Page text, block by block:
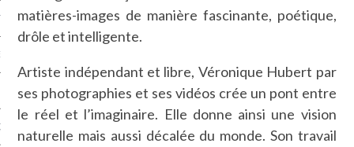
EN VOD
matières-images de manière fascinante, poétique,
drôle et intelligente.
Artiste indépendant et libre, Véronique Hubert par
ses photographies et ses vidéos crée un pont entre
le réel et l’imaginaire. Elle donne ainsi une vision
naturelle mais aussi décalée du monde. Son travail